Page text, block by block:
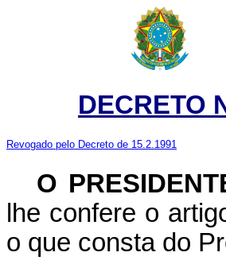
DECRETO
Revogado pelo Decreto de 15.2.1991
O
lhe confere o
o que consta do